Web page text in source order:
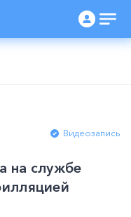
Видеозапись
на службе